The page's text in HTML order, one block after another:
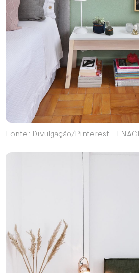
Fonte: Divulgação/Pinterest -